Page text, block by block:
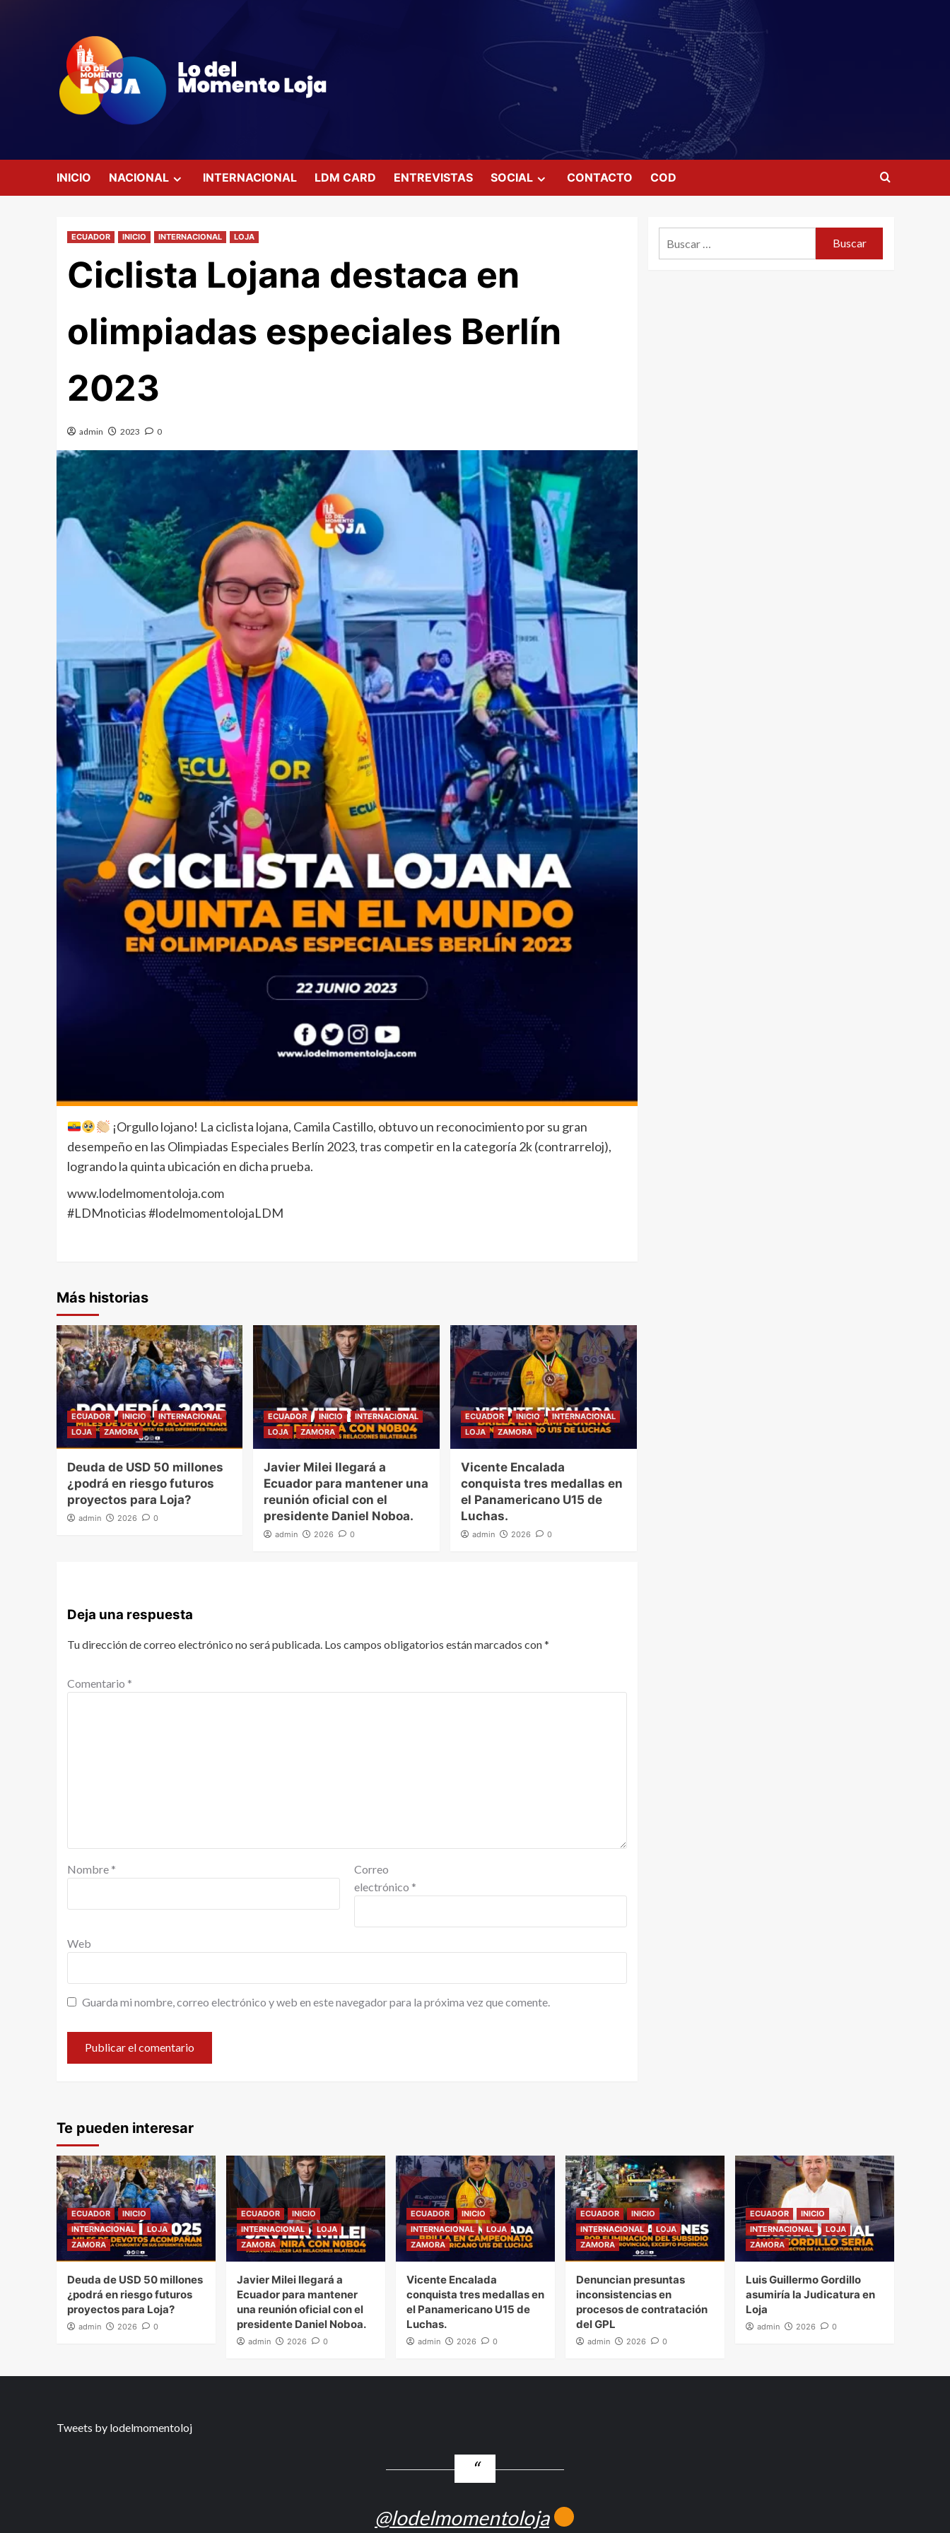
INICIO NACIONAL INTERNACIONAL LDM CARD ENTREVISTAS SOCIAL CONTACTO COD
ECUADOR INICIO INTERNACIONAL LOJA
Ciclista Lojana destaca en
olimpiadas especiales Berlín
2023
admin 2023 0
¡Orgullo lojano! La ciclista lojana, Camila Castillo, obtuvo un reconocimiento por su gran
desempeño en las Olimpiadas Especiales Berlín 2023, tras competir en la categoría 2k (contrarreloj),
logrando la quinta ubicación en dicha prueba.
www.lodelmomentoloja.com
#LDMnoticias #lodelmomentolojaLDM
Más historias
ECUADOR INICIO
INTERNACIONAL
LOJA
ZAMORA
Deuda de USD 50 millones
¿podrá en riesgo futuros
proyectos para Loja?
admin 2026 0
ECUADOR INICIO
INTERNACIONAL
LOJA
ZAMORA
Javier Milei llegará a
Ecuador para mantener una
reunión oficial con el
presidente Daniel Noboa.
admin 2026 0
ECUADOR INICIO
INTERNACIONAL
LOJA
ZAMORA
Vicente Encalada
conquista tres medallas en
el Panamericano U15 de
Luchas.
admin 2026 0
Deja una respuesta
Tu dirección de correo electrónico no será publicada. Los campos obligatorios están marcados con*
Comentario *
Nombre *
Correo
electrónico *
Web
Guarda mi nombre, correo electrónico y web en este navegador para la próxima vez que comente.
Te pueden interesar
ECUADOR
INICIO
INTERNACIONAL
LOJA
ZAMORA
Deuda de USD 50 millones
¿podrá en riesgo futuros
proyectos para Loja?
admin 2026 0
ECUADOR
INICIO
INTERNACIONAL
LOJA
ZAMORA
Javier Milei llegará a
Ecuador para mantener
una reunión oficial con el
presidente Daniel Noboa.
admin 2026 0
ECUADOR
INICIO
INTERNACIONAL
LOJA
ZAMORA
Vicente Encalada
conquista tres medallas en
el Panamericano U15 de
Luchas.
admin 2026 0
ECUADOR
INICIO
INTERNACIONAL
LOJA
ZAMORA
Denuncian presuntas
inconsistencias en
procesos de contratación
del GPL
admin 2026 0
ECUADOR
INICIO
INTERNACIONAL
LOJA
ZAMORA
Luis Guillermo Gordillo
asumiría la Judicatura en
Loja
admin 2026 0
Tweets by lodelmomentoloj
@lodelmomentoloja